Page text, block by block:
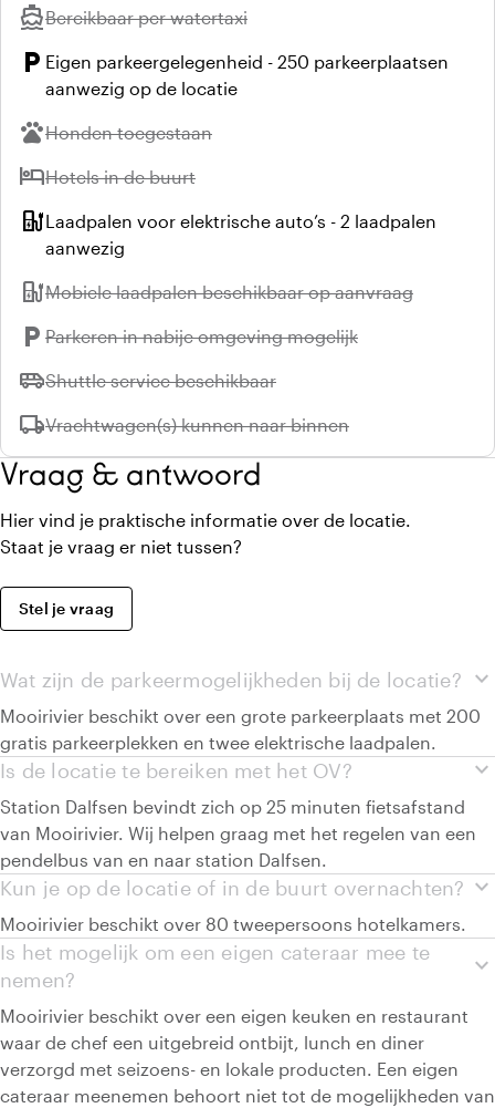
directions_boatNiet beschikbaar:
Bereikbaar per watertaxi
local_parking Eigen parkeergelegenheid - 250 parkeerplaatsen
aanwezig op de locatie
petsNiet beschikbaar:
Honden toegestaan
hotelNiet beschikbaar:
Hotels in de buurt
ev_stationLaadpalen voor elektrische auto’s - 2 laadpalen
aanwezig
ev_stationNiet beschikbaar:
Mobiele laadpalen beschikbaar op aanvraag
local_parking Niet beschikbaar:
Parkeren in nabije omgeving mogelijk
airport_shuttleNiet beschikbaar:
Shuttle service beschikbaar
local_shippingNiet beschikbaar:
Vrachtwagen(s) kunnen naar binnen
Vraag & antwoord
Hier vind je praktische informatie over de locatie.
Staat je vraag er niet tussen?
Stel je vraag
expand_more
Wat zijn de parkeermogelijkheden bij de locatie?
Mooirivier beschikt over een grote parkeerplaats met 200
gratis parkeerplekken en twee elektrische laadpalen.
expand_more
Is de locatie te bereiken met het OV?
Station Dalfsen bevindt zich op 25 minuten fietsafstand
van Mooirivier. Wij helpen graag met het regelen van een
pendelbus van en naar station Dalfsen.
expand_more
Kun je op de locatie of in de buurt overnachten?
Mooirivier beschikt over 80 tweepersoons hotelkamers.
expand_more
Is het mogelijk om een eigen cateraar mee te
nemen?
Mooirivier beschikt over een eigen keuken en restaurant
waar de chef een uitgebreid ontbijt, lunch en diner
verzorgd met seizoens- en lokale producten. Een eigen
cateraar meenemen behoort niet tot de mogelijkheden van